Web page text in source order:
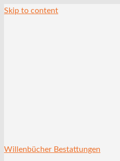
Skip to content
Willenbücher Bestattungen